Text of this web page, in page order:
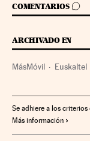
COMENTARIOS
IR A LOS
ARCHIVADO EN
MásMóvil Euskaltel
Comunicaciones
Se adhiere a los criterios
Más información